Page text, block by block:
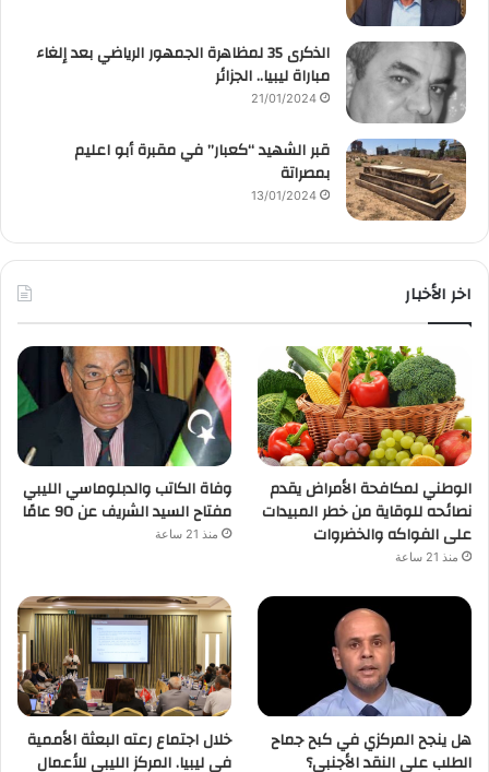
الذكرى 35 لمظاهرة الجمهور الرياضي بعد إلغاء
مباراة ليبيا.. الجزائر
21/01/2024
قبر الشهيد “كعبار” في مقبرة أبو اعليم
بمصراتة
13/01/2024
اخر الأخبار
الوطني لمكافحة الأمراض يقدم
نصائحه للوقاية من خطر المبيدات
على الفواكه والخضروات
منذ 21 ساعة
وفاة الكاتب والدبلوماسي الليبي
مفتاح السيد الشريف عن 90 عامًا
منذ 21 ساعة
هل ينجح المركزي في كبح جماح
الطلب على النقد الأجنبي؟
خلال اجتماع رعته البعثة الأممية
في ليبيا. المركز الليبي للأعمال